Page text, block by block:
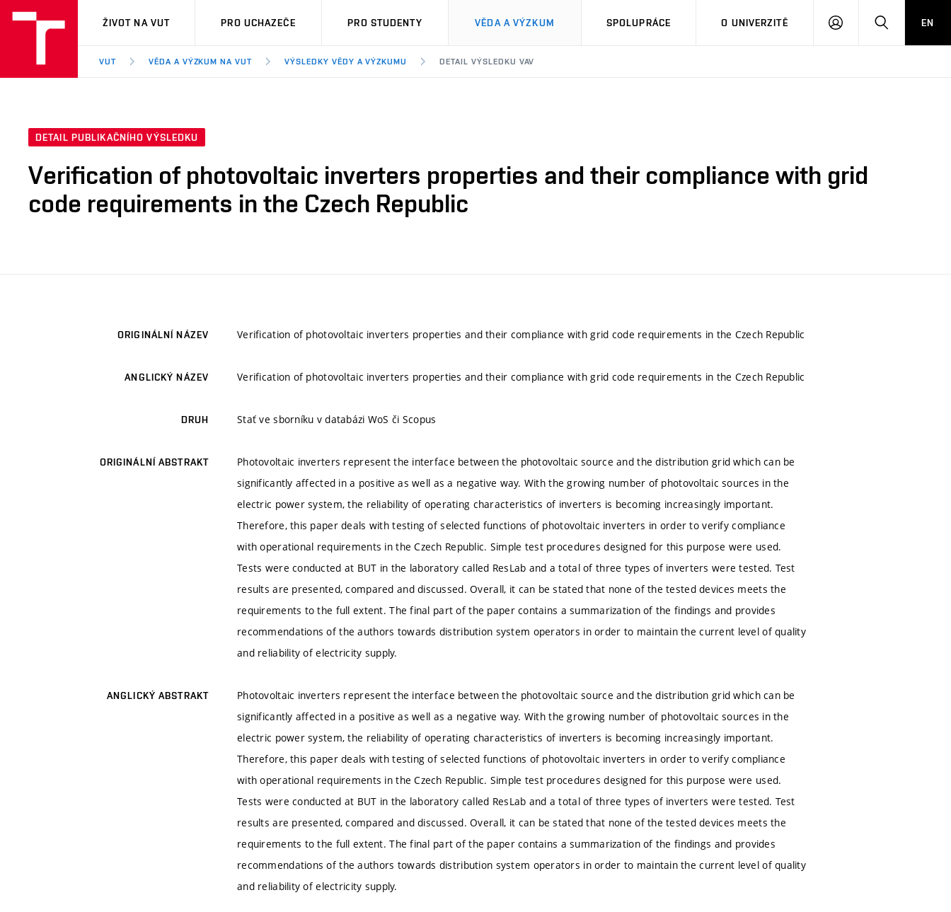
VUT
ŽIVOT NA VUT PRO UCHAZEČE PRO STUDENTY VĚDA A VÝZKUM SPOLUPRÁCE O UNIVERZITĚ
PŘIHLÁSIT HLEDATEN
VUT VĚDA A VÝZKUM NA VUT VÝSLEDKY VĚDY A VÝZKUMU DETAIL VÝSLEDKU VAV
DETAIL PUBLIKAČNÍHO VÝSLEDKU
Verification of photovoltaic inverters properties and their compliance with grid
code requirements in the Czech Republic
ORIGINÁLNÍ NÁZEV Verification of photovoltaic inverters properties and their compliance with grid code requirements in the Czech Republic
ANGLICKÝ NÁZEV Verification of photovoltaic inverters properties and their compliance with grid code requirements in the Czech Republic
DRUH Stať ve sborníku v databázi WoS či Scopus
ORIGINÁLNÍ ABSTRAKT
Photovoltaic inverters represent the interface between the photovoltaic source and the distribution grid which can be
significantly affected in a positive as well as a negative way. With the growing number of photovoltaic sources in the
electric power system, the reliability of operating characteristics of inverters is becoming increasingly important.
Therefore, this paper deals with testing of selected functions of photovoltaic inverters in order to verify compliance
with operational requirements in the Czech Republic. Simple test procedures designed for this purpose were used.
Tests were conducted at BUT in the laboratory called ResLab and a total of three types of inverters were tested. Test
results are presented, compared and discussed. Overall, it can be stated that none of the tested devices meets the
requirements to the full extent. The final part of the paper contains a summarization of the findings and provides
recommendations of the authors towards distribution system operators in order to maintain the current level of quality
and reliability of electricity supply.
ANGLICKÝ ABSTRAKT
Photovoltaic inverters represent the interface between the photovoltaic source and the distribution grid which can be
significantly affected in a positive as well as a negative way. With the growing number of photovoltaic sources in the
electric power system, the reliability of operating characteristics of inverters is becoming increasingly important.
Therefore, this paper deals with testing of selected functions of photovoltaic inverters in order to verify compliance
with operational requirements in the Czech Republic. Simple test procedures designed for this purpose were used.
Tests were conducted at BUT in the laboratory called ResLab and a total of three types of inverters were tested. Test
results are presented, compared and discussed. Overall, it can be stated that none of the tested devices meets the
requirements to the full extent. The final part of the paper contains a summarization of the findings and provides
recommendations of the authors towards distribution system operators in order to maintain the current level of quality
and reliability of electricity supply.